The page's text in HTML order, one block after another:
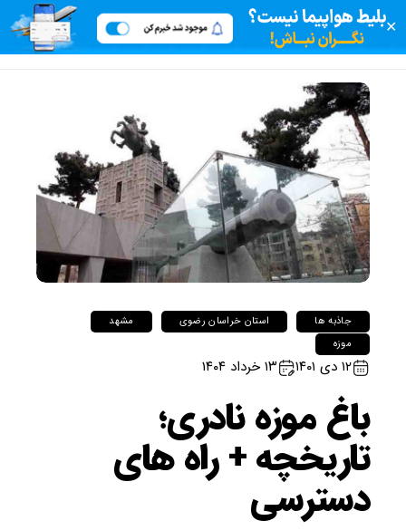
✕
جاذبه ها استان خراسان رضوی
مشهد
موزه
۱۲ دی ۱۴۰۱ ۱۳ خرداد ۱۴۰۴
باغ موزه نادری؛
تاریخچه + راه های
دسترسی